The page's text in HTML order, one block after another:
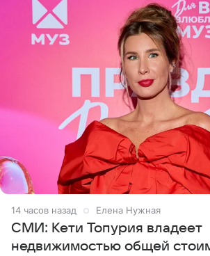
14 часов назад Елена Нужная
СМИ: Кети Топурия владеет
недвижимостью общей